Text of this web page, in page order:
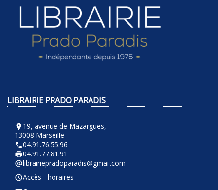
LIBRAIRIE PRADO PARADIS
room 19, avenue de Mazargues,
13008 Marseille
phone04.91.76.55.96
local_printshop04.91.77.81.91
alternate_emaillibrairiepradoparadis@gmail.com
query_builderAccès - horaires